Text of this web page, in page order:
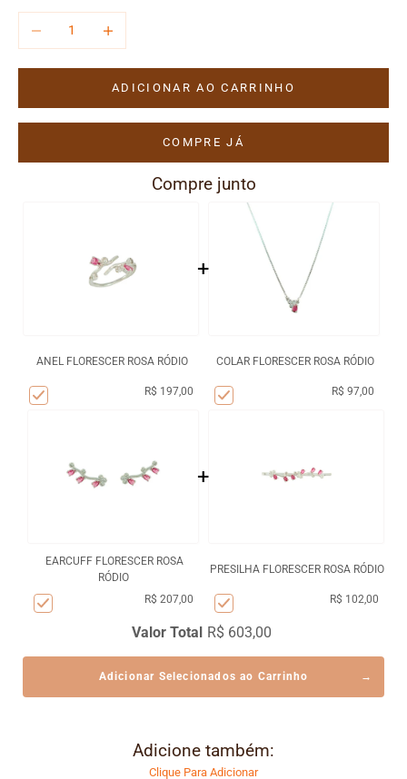
Diminuir quantidade
ADICIONAR AO CARRINHO
COMPRE JÁ
Compre junto
ANEL FLORESCER ROSA RÓDIO
R$ 197,00
+
COLAR FLORESCER ROSA RÓDIO
R$ 97,00
EARCUFF FLORESCER ROSA
RÓDIO
R$ 207,00
+
PRESILHA FLORESCER ROSA RÓDIO
R$ 102,00
Valor Total R$ 603,00
Adicionar Selecionados ao Carrinho
Adicione também:
Clique Para Adicionar